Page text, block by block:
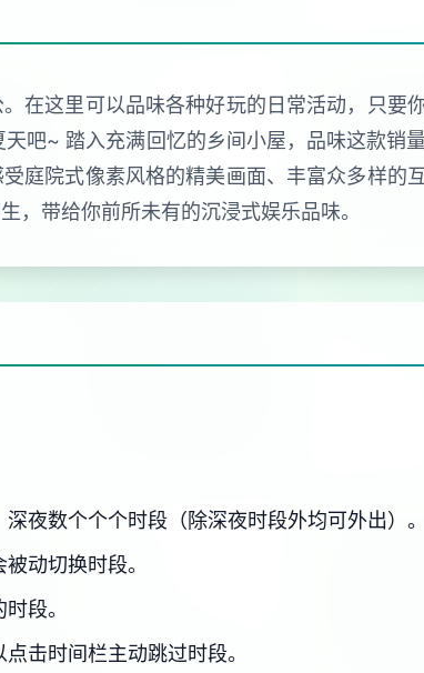
在这里可以品味各种好玩的日常活动，只要
吧~ 踏入充满回忆的乡间小屋，品味这款销
庭院式像素风格的精美画面、丰富众多样的
，带给你前所未有的沉浸式娱乐品味。
夜数个个个时段（除深夜时段外均可外出）。
动切换时段。
段。
击时间栏主动跳过时段。